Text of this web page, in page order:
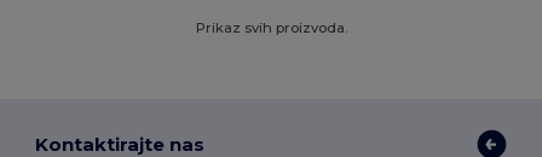
Prikaz svih proizvoda.
Kontaktirajte nas